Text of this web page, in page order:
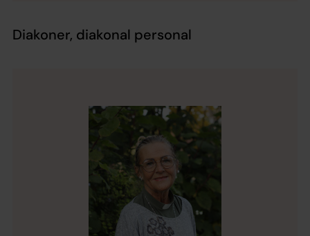
Diakoner, diakonal personal